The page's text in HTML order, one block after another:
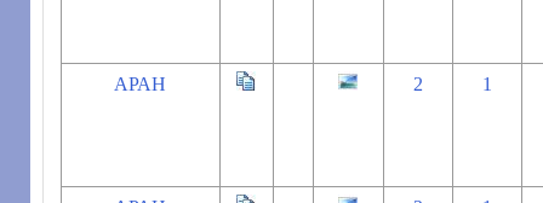
АРАН 2 1